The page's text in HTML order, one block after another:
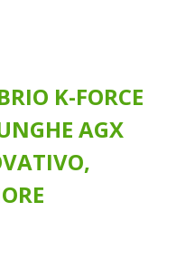
K-FORCE
AGX